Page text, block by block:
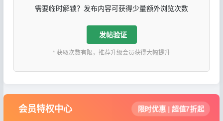
需要临时解锁？发布内容可获得少量额外浏览次数
发帖验证
* 获取次数有限，推荐升级会员获得大幅提升
会员特权中心 限时优惠 | 超值7折起